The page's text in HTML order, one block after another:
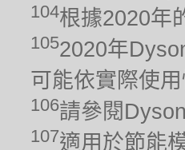
104根據2020年
1052020年
可能依實際使用
106請參閱
107適用於節能